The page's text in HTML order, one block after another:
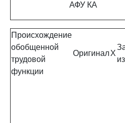
АФУ КА
Происхождение
обобщенной
трудовой
функции
ОригиналX